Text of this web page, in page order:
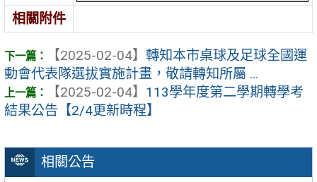
相關公告
相關附件
【2025-02-04】 轉知本市桌球及足球全國運
動會代表隊選拔實施計畫，敬請轉知所屬 ...
【2025-02-04】 113學年度第二學期轉學考
結果公告【2/4更新時程】